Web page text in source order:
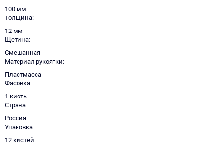
100 мм
Толщина
12 мм
Щетина
Смешанная
Материал рукоятки
Пластмасса
Фасовка
1 кисть
Страна
Россия
Упаковка
12 кистей